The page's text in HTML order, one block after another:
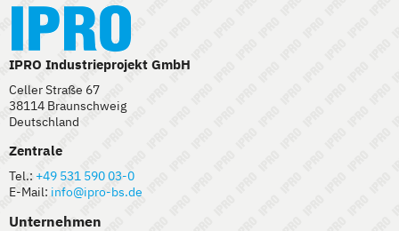
IPRO Industrieprojekt GmbH
Celler Straße 67
38114 Braunschweig
Deutschland
Zentrale
Tel.: +49 531 590 03-0
E-Mail: info@ipro-bs.de
Unternehmen